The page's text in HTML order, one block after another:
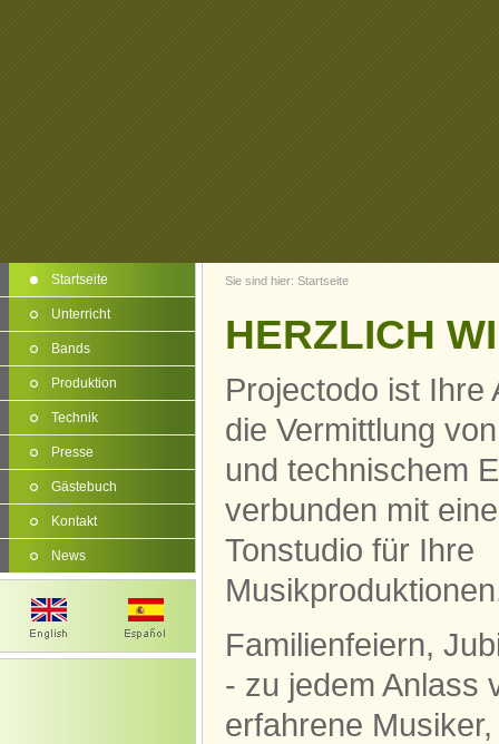
Startseite
Unterricht
Bands
Produktion
Technik
Presse
Gästebuch
Kontakt
News
Sie sind hier: Startseite
HERZLICH
Projectodo ist Ihre
die Vermittlung
und technischem
verbunden mit
Tonstudio für Ihre
Familienfeiern,
- zu jedem Anlass
erfahrene